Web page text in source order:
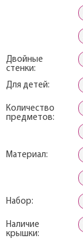
Двойные
стенки:
Для детей:
Количество
предметов:
Материал:
Набор:
Наличие
крышки: